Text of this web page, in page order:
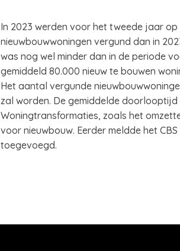
In 2023 werden voor het tweede jaar
nieuwbouwwoningen vergund dan in
was nog wel minder dan in de periode
gemiddeld 80.000 nieuw te bouwen
Het aantal vergunde
zal worden. De gemiddelde
Woningtransformaties, zoals het
voor nieuwbouw. Eerder meldde het
toegevoegd.